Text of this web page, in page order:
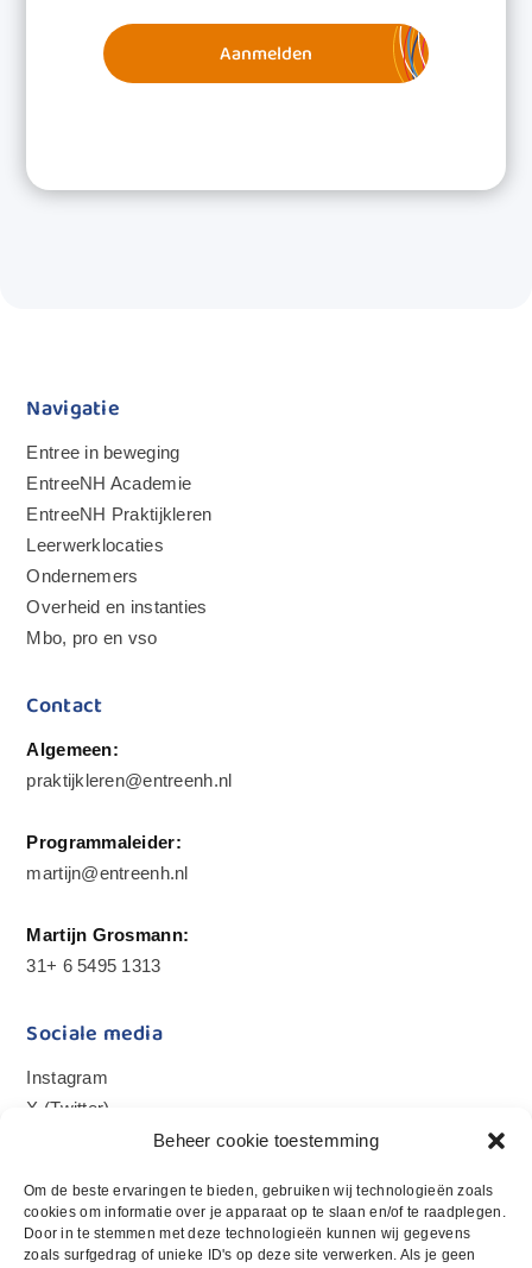
Beheer cookie toestemming
Om de beste ervaringen te bieden, gebruiken wij technologieën zoals
cookies om informatie over je apparaat op te slaan en/of te raadplegen.
Door in te stemmen met deze technologieën kunnen wij gegevens
zoals surfgedrag of unieke ID's op deze site verwerken. Als je geen
Navigatie
Entree in beweging
EntreeNH Academie
EntreeNH Praktijkleren
Leerwerklocaties
Ondernemers
Overheid en instanties
Mbo, pro en vso
Contact
Algemeen:
praktijkleren@entreenh.nl
Programmaleider:
martijn@entreenh.nl
Martijn Grosmann:
31+ 6 5495 1313
Sociale media
Instagram
X (Twitter)
Nieuwsbrief